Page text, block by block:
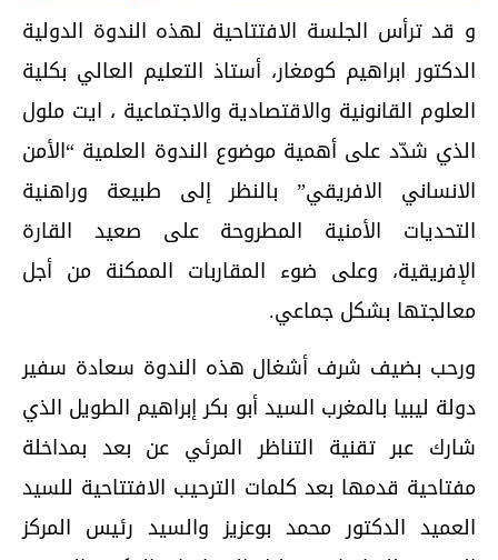
و قد ترأس الجلسة الافتتاحية لهذه الندوة الدولية
الدكتور ابراهيم كومغار، أستاذ التعليم العالي بكلية
العلوم القانونية والاقتصادية والاجتماعية ، ايت ملول
الذي شدّد على أهمية موضوع الندوة العلمية “الأمن
الانساني الافريقي” بالنظر إلى طبيعة وراهنية
التحديات الأمنية المطروحة على صعيد القارة
الإفريقية، وعلى ضوء المقاربات الممكنة من أجل
معالجتها بشكل جماعي.
ورحب بضيف شرف أشغال هذه الندوة سعادة سفير
دولة ليبيا بالمغرب السيد أبو بكر إبراهيم الطويل الذي
شارك عبر تقنية التناظر المرئي عن بعد بمداخلة
مفتاحية قدمها بعد كلمات الترحيب الافتتاحية للسيد
العميد الدكتور محمد بوعزيز والسيد رئيس المركز